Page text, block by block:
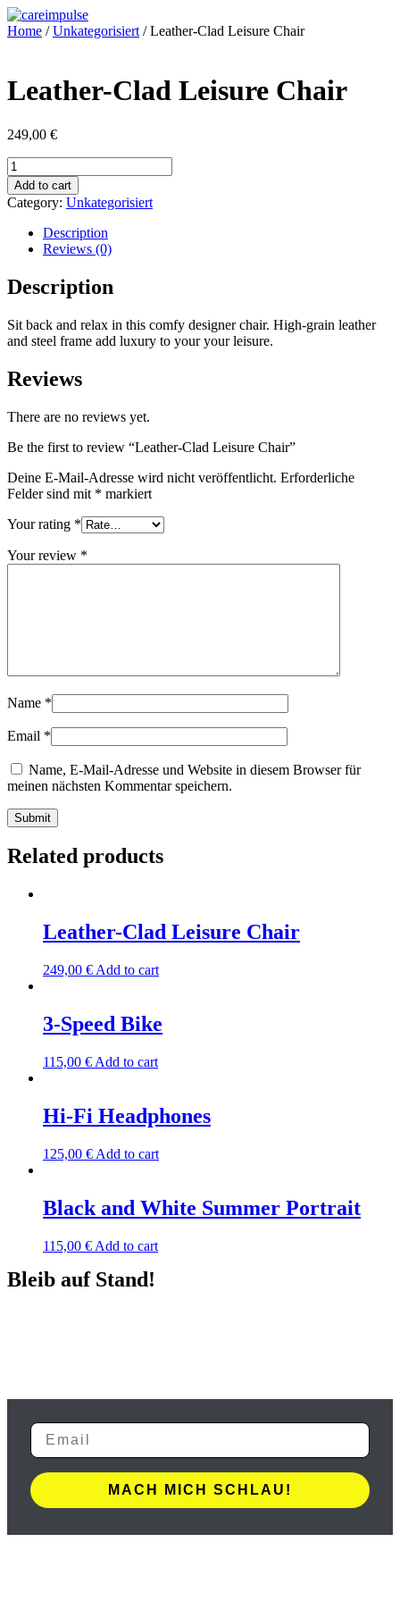
Zum
Inhalt
Home /Unkategorisiert / Leather-Clad Leisure Chair
Leather-Clad Leisure Chair
249,00 €
Leather-
Clad
Leisure
Chair
quantity
Add to cart
Category: Unkategorisiert
Description
Reviews (0)
Description
Sit back and relax in this comfy designer chair. High-grain leather
and steel frame add luxury to your your leisure.
Reviews
There are no reviews yet.
Be the first to review “Leather-Clad Leisure Chair”
Deine E-Mail-Adresse wird nicht veröffentlicht. Erforderliche
Felder sind mit * markiert
Your rating *
Your review *
Name *
Email *
Name, E-Mail-Adresse und Website in diesem Browser für
meinen nächsten Kommentar speichern.
Related products
Leather-Clad Leisure Chair
249,00 € Add to cart
3-Speed Bike
115,00 € Add to cart
Hi-Fi Headphones
125,00 € Add to cart
Black and White Summer Portrait
115,00 € Add to cart
Bleib auf Stand!
MACH MICH SCHLAU!